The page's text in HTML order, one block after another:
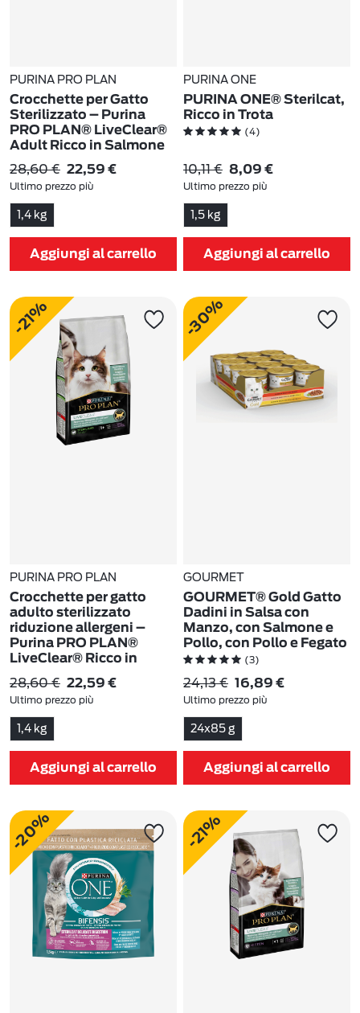
PURINA PRO PLAN
Crocchette per Gatto
Sterilizzato – Purina
PRO PLAN® LiveClear®
Adult Ricco in Salmone
(8)
28,60 € 22,59 €
Ultimo prezzo più
basso: 28,60 €
1,4 kg
Aggiungi al carrello
PURINA ONE
PURINA ONE® Sterilcat,
Ricco in Trota
(4)
10,11 € 8,09 €
Ultimo prezzo più
basso: 10,11 €
1,5 kg
Aggiungi al carrello
-21%
PURINA PRO PLAN
Crocchette per gatto
adulto sterilizzato
riduzione allergeni –
Purina PRO PLAN®
LiveClear® Ricco in
(109)
28,60 € 22,59 €
Ultimo prezzo più
basso: 28,60 €
1,4 kg
Aggiungi al carrello
-30%
GOURMET
GOURMET® Gold Gatto
Dadini in Salsa con
Manzo, con Salmone e
Pollo, con Pollo e Fegato
(3)
24,13 € 16,89 €
Ultimo prezzo più
basso: 24,13 €
24x85 g
Aggiungi al carrello
-20% -21%